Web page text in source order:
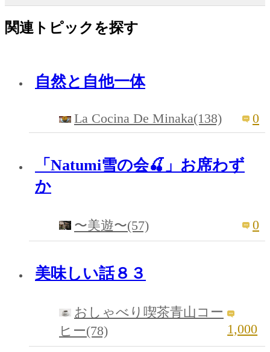
関連トピックを探す
自然と自他一体
La Cocina De Minaka(138) 0
「Natumi雪の会🍒」お席わず
か
〜美遊〜(57) 0
美味しい話８３
おしゃべり喫茶青山コー
ヒー(78)
1,000